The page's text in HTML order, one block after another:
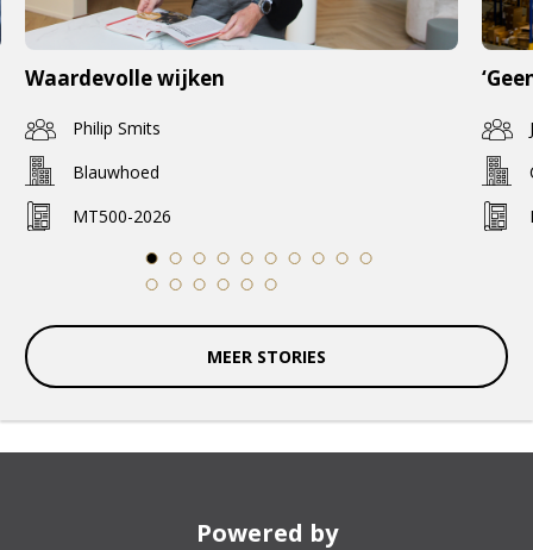
Waardevolle wijken
Philip Smits
Blauwhoed
MT500-2026
1
2 3 4 5 6 7 8 9
10
11 12 13 14 15 16
MEER STORIES
Powered by